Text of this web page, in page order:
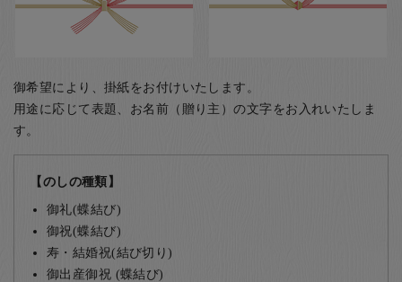
御希望により、掛紙をお付けいたします。
用途に応じて表題、お名前（贈り主）の文字をお入れいたしま
す。
【のしの種類】
御礼(蝶結び)
御祝(蝶結び)
寿・結婚祝(結び切り)
御出産御祝 (蝶結び)